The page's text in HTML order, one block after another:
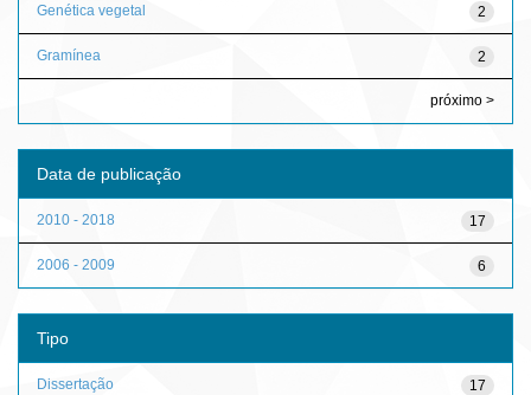
2
Genética vegetal
2
Gramínea
próximo >
Data de publicação
17
2010 - 2018
6
2006 - 2009
Tipo
17
Dissertação